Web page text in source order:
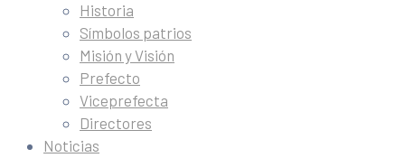
Historia
Símbolos patrios
Misión y Visión
Prefecto
Viceprefecta
Directores
Noticias